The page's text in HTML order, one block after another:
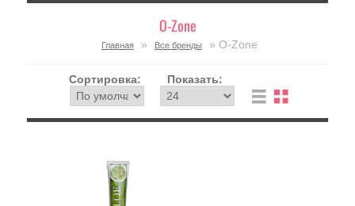
O-Zone
Главная » Все бренды » O-Zone
Сортировка: Показать: